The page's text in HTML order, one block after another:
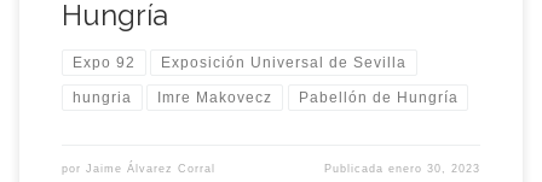
Hungría
Expo 92 Exposición Universal de Sevilla
hungria Imre Makovecz Pabellón de Hungría
por Jaime Álvarez Corral Publicadaenero 30, 2023